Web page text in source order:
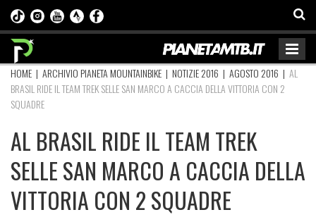
HOME | ARCHIVIO PIANETA MOUNTAINBIKE | NOTIZIE 2016 | AGOSTO 2016 | AL
BRASIL RIDE IL TEAM TREK SELLE SAN MARCO A CACCIA DELLA VITTORIA CON 2
SQUADRE
AL BRASIL RIDE IL TEAM TREK
SELLE SAN MARCO A CACCIA DELLA
VITTORIA CON 2 SQUADRE